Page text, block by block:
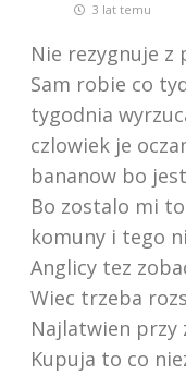
3 lat temu
Nie rezygnuje z
Sam robie co
tygodnia
czlowiek je
bananow bo
Bo zostalo mi
komuny i tego
Anglicy tez
Wiec trzeba
Najlatwien przy
Kupuja to co